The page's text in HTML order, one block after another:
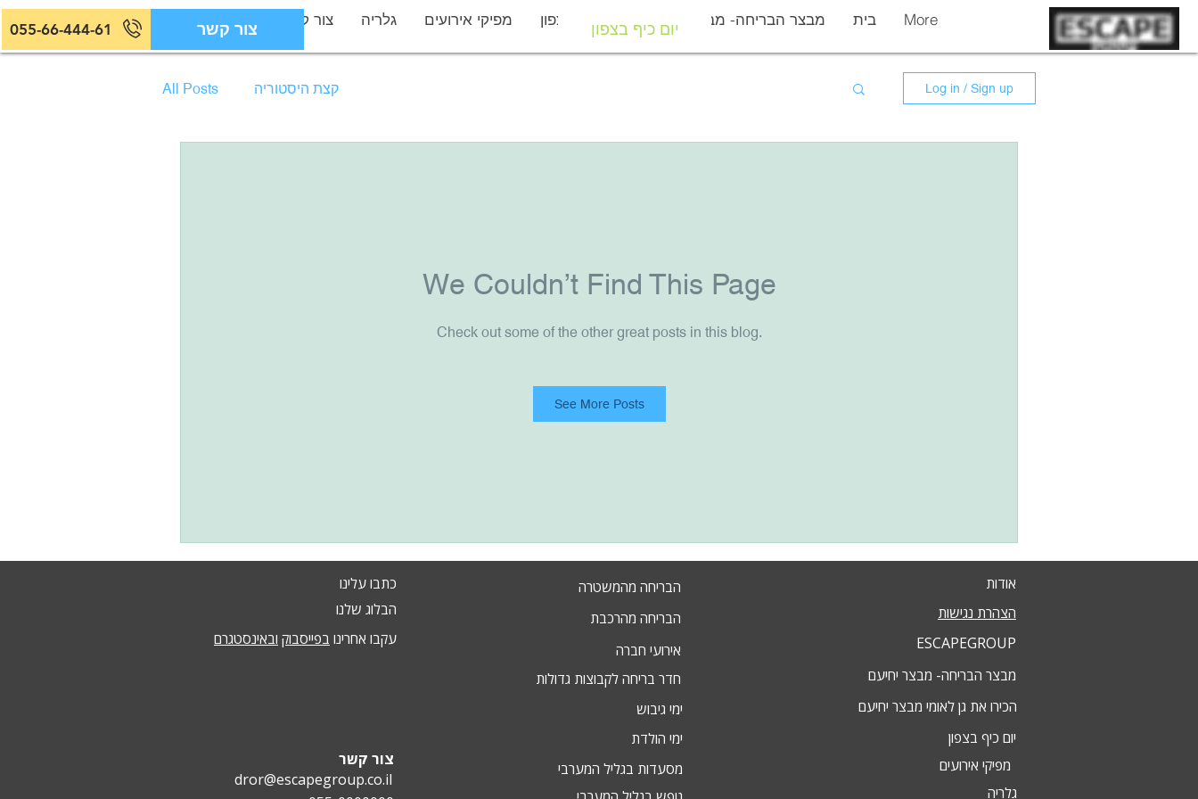
055-66-444-61
צור קשר גלריה מפיקי אירועים יום כיף בצפון מבצר הבריחה- מבצר יחיעם בית More
יום כיף בצפון צור קשר
All Posts קצת היסטוריה Log in / Sign up
We Couldn’t Find This Page
Check out some of the other great posts in this blog.
See More Posts
כתבו עלינו
הבלוג שלנו
עקבו אחרינו בפייסבוק ובאינסטגרם
הבריחה מהמשטרה
הבריחה מהרכבת
אירועי חברה
חדר בריחה לקבוצות גדולות
ימי גיבוש
צור קשר
dror@escapegroup.co.il
ימי הולדת
מסעדות בגליל המערבי
אודות
הצהרת נגישות
ESCAPEGROUP
מבצר הבריחה- מבצר יחיעם
הכירו את גן לאומי מבצר יחיעם
יום כיף בצפון
מפיקי אירועים
גלריה